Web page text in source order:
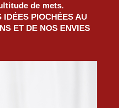
de mets.
IDÉES PIOCHÉES AU
ET DE NOS ENVIES